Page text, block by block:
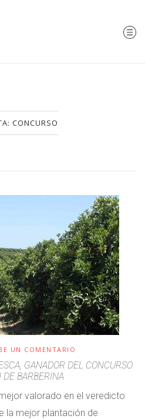
CONCURSO
UN COMENTARIO
GANADOR DEL CONCURSO
BARBERINA
valorado en el veredicto
la mejor plantación de